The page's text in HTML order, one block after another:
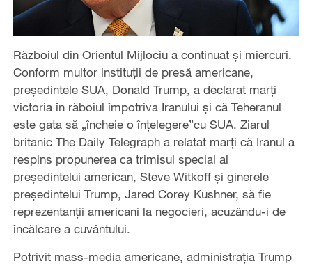
Războiul din Orientul Mijlociu a continuat și miercuri.
Conform multor instituții de presă americane,
președintele SUA, Donald Trump, a declarat marți
victoria în răboiul împotriva Iranului și că Teheranul
este gata să „încheie o înțelegere”cu SUA. Ziarul
britanic The Daily Telegraph a relatat marți că Iranul a
respins propunerea ca trimisul special al
președintelui american, Steve Witkoff și ginerele
președintelui Trump, Jared Corey Kushner, să fie
reprezentanții americani la negocieri, acuzându-i de
încălcare a cuvântului.
Potrivit mass-media americane, administrația Trump